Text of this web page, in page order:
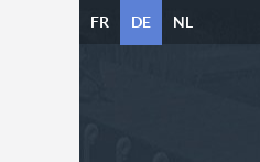
FR DE NL